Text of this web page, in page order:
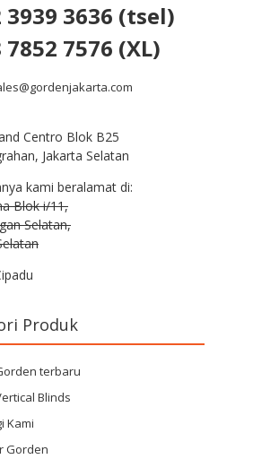
3939 3636 (tsel)
7852 7576 (XL)
Centro Blok B25
Jakarta Selatan
kami beralamat di:
Blok i/11,
Selatan,
Produk
terbaru
Blinds
Kami
Gorden